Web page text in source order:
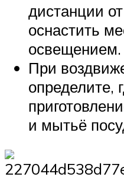
дистанции
оснастить
освещением.
При
определите,
и мытьё